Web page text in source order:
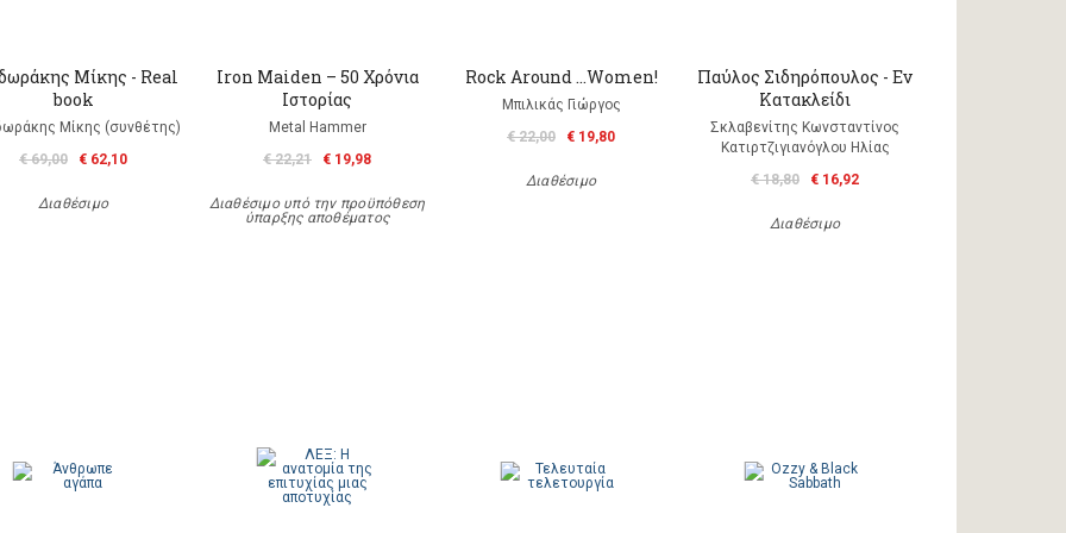
Μίκης - Real
book
Μίκης (συνθέτης)
€ 69,00
€ 62,10
Διαθέσιμο
Iron Maiden – 50 Χρόνια
Ιστορίας
Metal Hammer
€ 22,21
€ 19,98
Διαθέσιμο υπό την προϋπόθεση
ύπαρξης αποθέματος
Rock Around …Women!
Μπιλικάς Γιώργος
€ 22,00
€ 19,80
Διαθέσιμο
Παύλος Σιδηρόπουλος - Εν
Κατακλείδι
Σκλαβενίτης Κωνσταντίνος
Κατιρτζιγιανόγλου Ηλίας
€ 18,80
€ 16,92
Διαθέσιμο